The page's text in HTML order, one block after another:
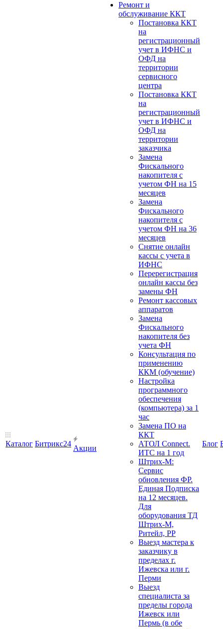
Каталог Битрикс24
Акции
Ремонт и
обслуживание ККТ
Постановка ККТ
на
регистрационный
учет в ИФНС и
ОФД на
территории
сервисного
центра
Постановка ККТ
на
регистрационный
учет в ИФНС и
ОФД на
территории
заказчика
Замена
Фискального
накопителя с
учетом ФН на 15
месяцев
Замена
Фискального
накопителя с
учетом ФН на 36
месяцев
Снятие онлайн
кассы с учета в
ИФНС
Перерегистрация
онлайн кассы без
замены ФН
Ремонт кассовых
аппаратов
Замена
Фискального
накопителя без
учета ФН
Консультация по
применению
ККМ (обучение)
Настройка
программного
обеспечения
(компьютера) за 1
час
Замена ПО на
ККТ
АТОЛ Connect.
ИТС на 1 год
Штрих-М:
Сервис
обновления ФР.
Единая Подписка
на 12 месяцев.
Для
оборудования ТД
Штрих-М,
Ритейл, РР
Выезд мастера к
заказчику в
пределах г.
Ижевска или г.
Перми
Выезд
специалиста за
пределы города
Ижевск или
Пермь (в обе
Блог